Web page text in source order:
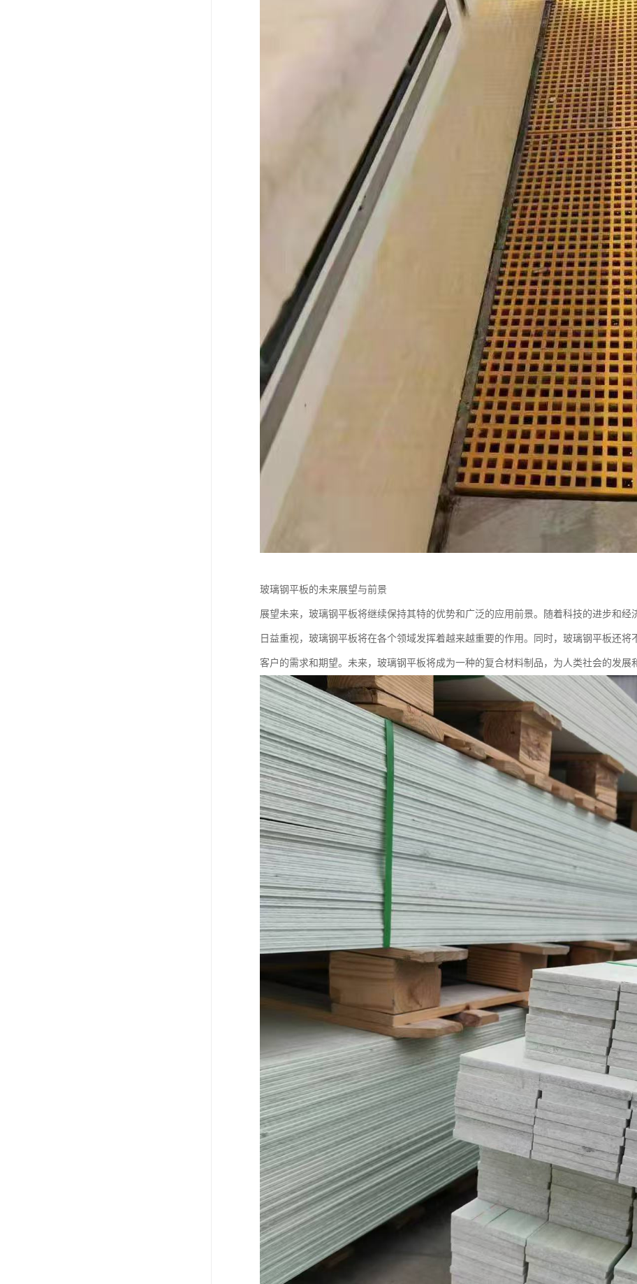
玻璃钢平板的未来展望与前景
展望未来，玻璃钢平板将继续保持其特的优势和广泛的应用前景。随着科技的进步和
日益重视，玻璃钢平板将在各个领域发挥着越来越重要的作用。同时，玻璃钢平板还
客户的需求和期望。未来，玻璃钢平板将成为一种的复合材料制品，为人类社会的发展